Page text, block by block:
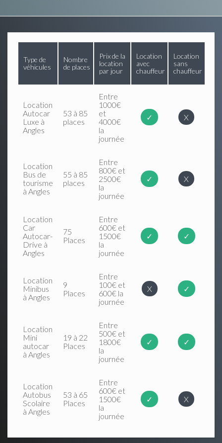
Type de
véhicules
Nombre
de places
Prix de la
location
par jour
Location
avec
chauffeur
Location
sans
chauffeur
Location
Autocar
Luxe à
Angles
53 à 85
places
Entre
1000€
et
4000€
la
journée
✓ X
Location
Bus de
tourisme
à Angles
55 à 85
places
Entre
800€ et
2500€
la
journée
✓ X
Location
Car
Autocar-
Drive à
Angles
75
Places
Entre
600€ et
1500€
la
journée
✓ ✓
Location
Minibus
à Angles
9
Places
Entre
100€ et
600€ la
journée
X ✓
Location
Mini
autocar
à Angles
19 à 22
Places
Entre
500€ et
1800€
la
journée
✓ ✓
Location
Autobus
Scolaire
à Angles
53 à 65
Places
Entre
600€ et
1500€
la
journée
✓ X